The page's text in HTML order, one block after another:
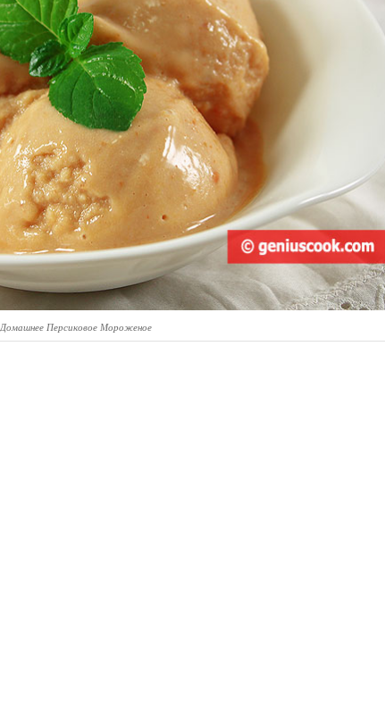
Домашнее Персиковое Мороженое